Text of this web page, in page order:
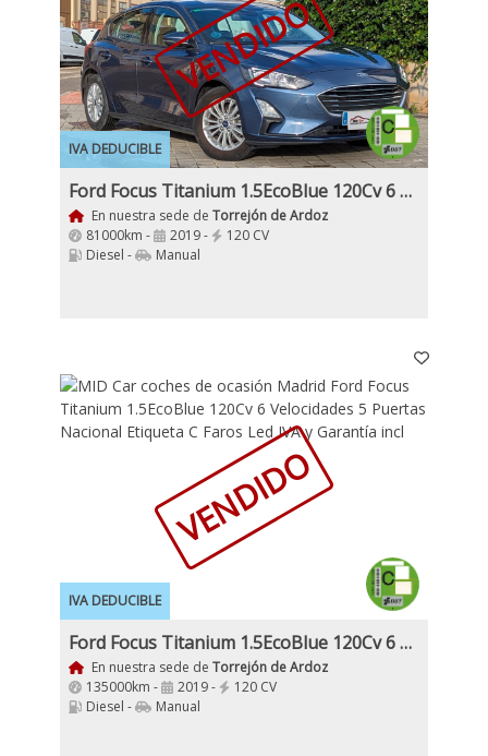
IVA DEDUCIBLE
VENDIDO
Ford Focus Titanium 1.5EcoBlue 120Cv 6 Velocidades Etiqueta C IVA y garantía Incl
En nuestra sede de Torrejón de Ardoz
81000km -
2019 -
120 CV
Diesel -
Manual
IVA DEDUCIBLE
VENDIDO
Ford Focus Titanium 1.5EcoBlue 120Cv 6 Velocidades 5 Puertas Nacional Etiqueta C Faros Led IVA y Garantía incl
En nuestra sede de Torrejón de Ardoz
135000km -
2019 -
120 CV
Diesel -
Manual